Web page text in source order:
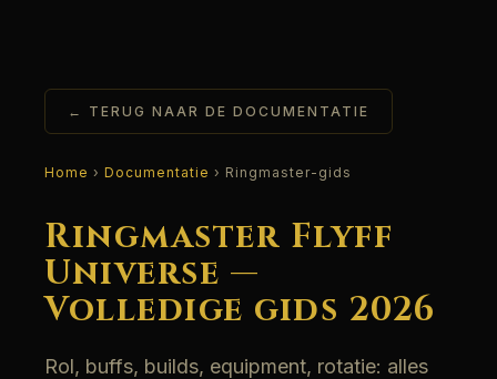
← TERUG NAAR DE DOCUMENTATIE
Home › Documentatie › Ringmaster-gids
Ringmaster Flyff
Universe —
Volledige gids 2026
Rol, buffs, builds, equipment, rotatie: alles